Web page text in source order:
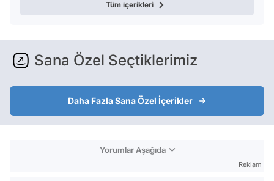
Tüm içerikleri
Sana Özel Seçtiklerimiz
Daha Fazla Sana Özel İçerikler
Yorumlar Aşağıda
Reklam